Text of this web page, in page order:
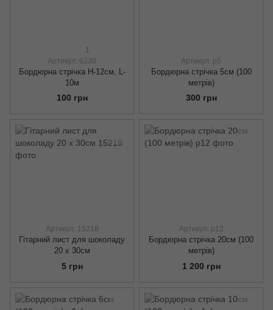
1
Артикул: 6230
Бордюрна стрічка H-12см, L-
10м
100 грн
Артикул: р5
Бордюрна стрічка 5см (100
метрів)
300 грн
Артикул: 15218
Гітарний лист для шоколаду
20 х 30см
5 грн
Артикул: р12
Бордюрна стрічка 20см (100
метрів)
1 200 грн